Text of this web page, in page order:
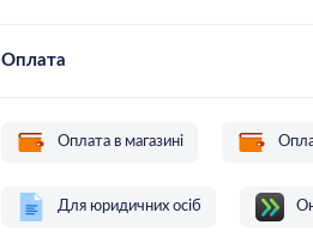
Оплата
Оплата в магазині
Для юридичних осіб